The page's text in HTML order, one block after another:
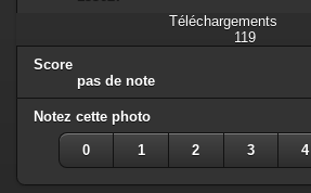
Téléchargements
119
Score
pas de note
Notez cette photo
0 1 2 3 4